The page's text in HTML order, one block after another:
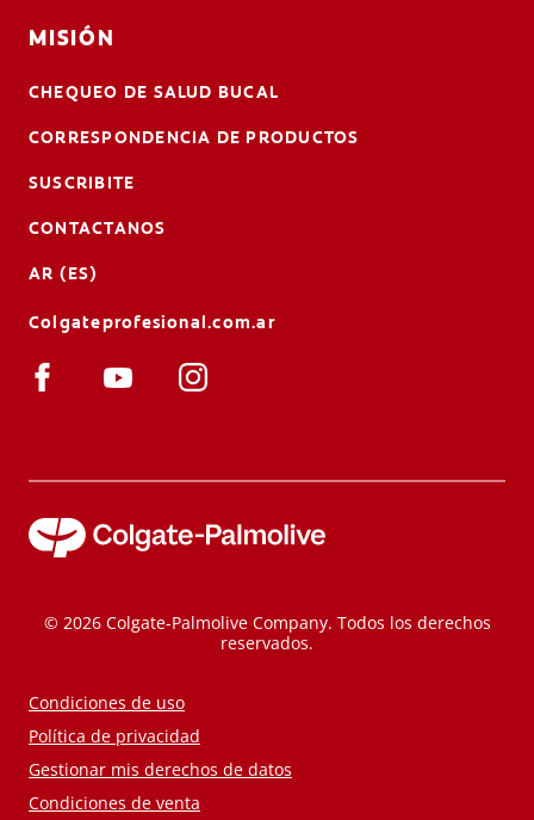
MISIÓN
CHEQUEO DE SALUD BUCAL
CORRESPONDENCIA DE PRODUCTOS
SUSCRIBITE
CONTACTANOS
AR (ES)
Colgateprofesional.com.ar
© 2026 Colgate-Palmolive Company. Todos los derechos
reservados.
Condiciones de uso
Política de privacidad
Gestionar mis derechos de datos
Condiciones de venta